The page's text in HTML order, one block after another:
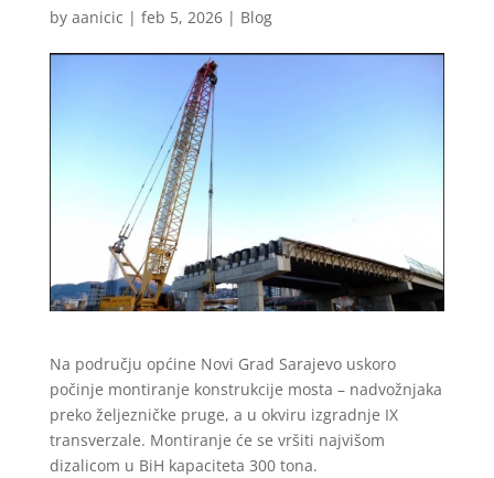
by aanicic | feb 5, 2026| Blog
Na području općine Novi Grad Sarajevo uskoro
počinje montiranje konstrukcije mosta – nadvožnjaka
preko željezničke pruge, a u okviru izgradnje IX
transverzale. Montiranje će se vršiti najvišom
dizalicom u BiH kapaciteta 300 tona.